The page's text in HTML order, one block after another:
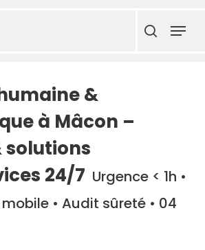
search
Menu
&
à Mâcon –
solutions
24/7 Urgence < 1h •
• Audit sûreté • 04